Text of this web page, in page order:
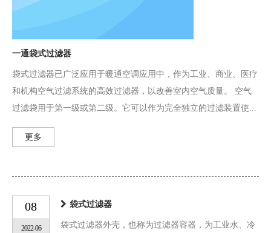
一通袋式过滤器
袋式过滤器已广泛应用于暖通空调应用中，作为工业、商业、医疗
和机构空气过滤系统的高效过滤器，以改善室内空气质量。 空气
过滤袋用于第一级或第二级。它可以作为完全独立的过滤装置使...
更多
08
2022-06
袋式过滤器
袋式过滤器外壳，也称为过滤器容器，为工业水、冷